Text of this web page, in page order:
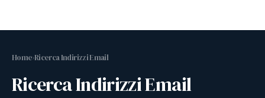
Home›Ricerca Indirizzi Email
Ricerca Indirizzi Email